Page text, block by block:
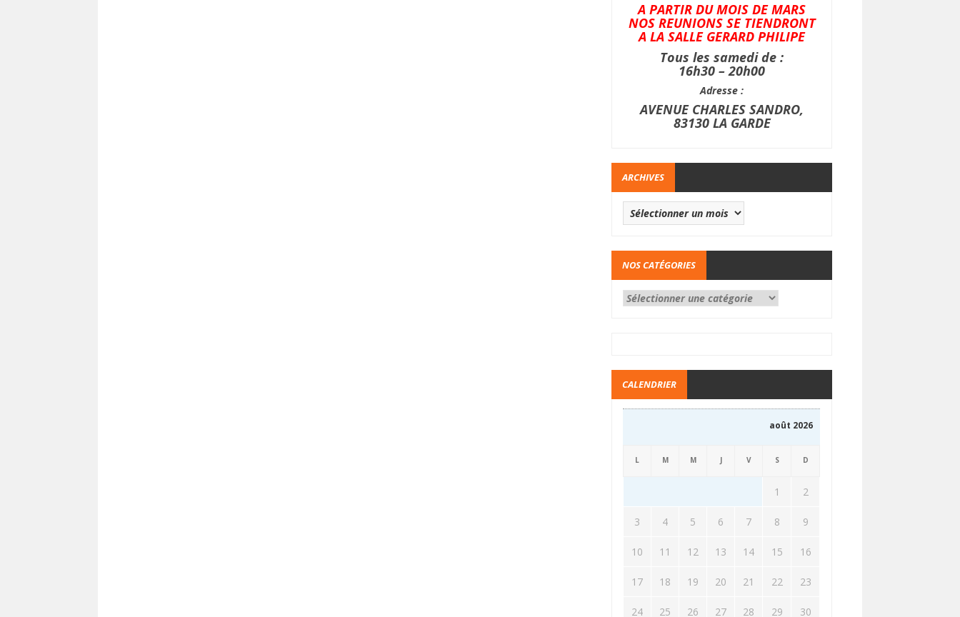
A PARTIR DU MOIS DE MARS
NOS REUNIONS SE TIENDRONT
A LA SALLE GERARD PHILIPE
Tous les samedi de :
16h30 – 20h00
Adresse :
AVENUE CHARLES SANDRO,
83130 LA GARDE
ARCHIVES
NOS CATÉGORIES
CALENDRIER
août 2026
L M M J V S D
1 2
3 4 5 6 7 8 9
10 11 12 13 14 15 16
17 18 19 20 21 22 23
24 25 26 27 28 29 30